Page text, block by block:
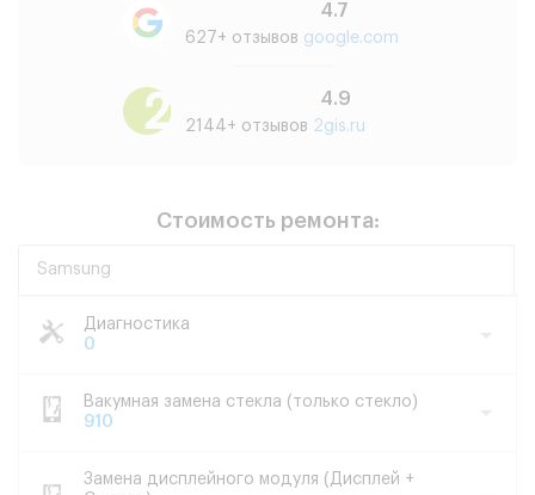
4.7
627+ отзывов google.com
4.9
2144+ отзывов 2gis.ru
Стоимость ремонта:
Samsung
Диагностика
0
Вакумная замена стекла (только стекло)
910
Замена дисплейного модуля (Дисплей +